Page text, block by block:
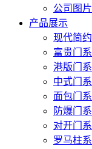
公司图片
产品展示
现代简
富贵门系
港版门系
中式门系
面包门系
防爆门
对开门系
罗马柱系